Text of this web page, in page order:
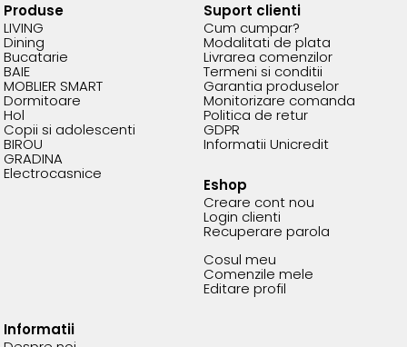
Produse
LIVING
Dining
Bucatarie
BAIE
MOBLIER SMART
Dormitoare
Hol
Copii si adolescenti
BIROU
GRADINA
Electrocasnice
Suport clienti
Cum cumpar?
Modalitati de plata
Livrarea comenzilor
Termeni si conditii
Garantia produselor
Monitorizare comanda
Politica de retur
GDPR
Informatii Unicredit
Eshop
Creare cont nou
Login clienti
Recuperare parola
Cosul meu
Comenzile mele
Editare profil
Informatii